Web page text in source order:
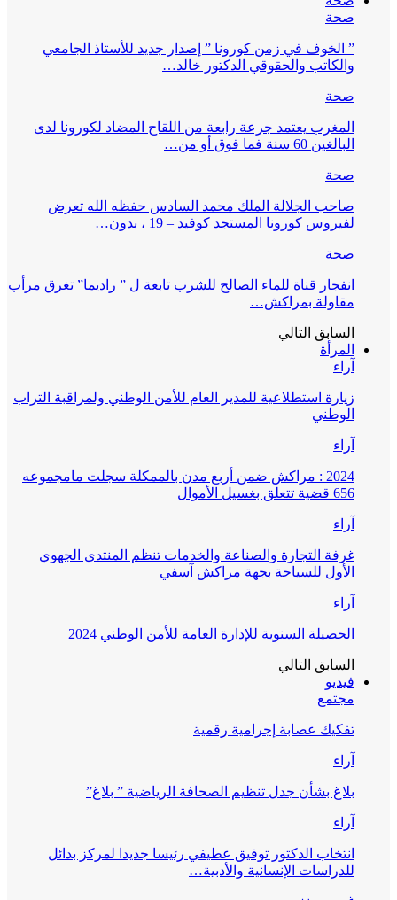
صحة
” الخوف في زمن كورونا ” إصدار جديد للأستاذ الجامعي
والكاتب والحقوقي الدكتور خالد…
صحة
المغرب يعتمد جرعة رابعة من اللقاح المضاد لكورونا لدى
البالغين 60 سنة فما فوق أو من…
صحة
صاحب الجلالة الملك محمد السادس حفظه الله تعرض
لفيروس كورونا المستجد كوفيد – 19 ، بدون…
صحة
انفجار قناة للماء الصالح للشرب تابعة ل ” راديما” تغرق مرأب
مقاولة بمراكش…
السابق التالي
المرأة
آراء
زيارة استطلاعية للمدير العام للأمن الوطني ولمراقبة التراب
الوطني
آراء
2024 : مراكش ضمن أربع مدن بالممكلة سجلت مامجموعه
656 قضية تتعلق بغسيل الأموال
آراء
غرفة التجارة والصناعة والخدمات تنظم المنتدى الجهوي
الأول للسياحة بجهة مراكش آسفي
آراء
الحصيلة السنوية للإدارة العامة للأمن الوطني 2024
السابق التالي
فيديو
مجتمع
تفكيك عصابة إجرامية رقمية
آراء
بلاغ بشأن جدل تنظيم الصحافة الرياضية ” بلاغ”
آراء
انتخاب الدكتور توفيق عطيفي رئيسا جديدا لمركز بدائل
للدراسات الإنسانية والأدبية…